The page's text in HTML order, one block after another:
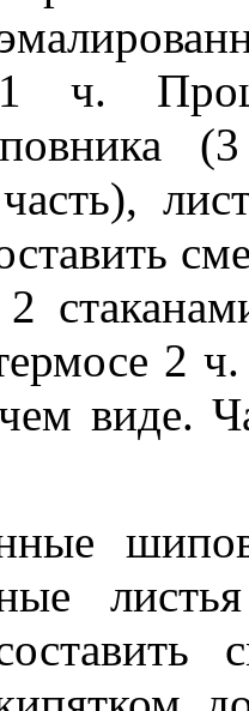
1 ч.
2
2
виде.